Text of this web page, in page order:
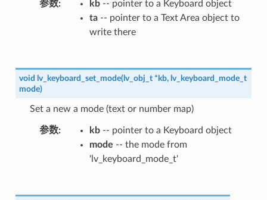
参数 kb-- pointer to a Keyboard object
ta-- pointer to a Text Area object to
write there
void lv_keyboard_set_mode(lv_obj_t * kb, lv_keyboard_mode_t
mode)
Set a new a mode (text or number map)
参数 kb-- pointer to a Keyboard object
mode -- the mode from
'lv_keyboard_mode_t'